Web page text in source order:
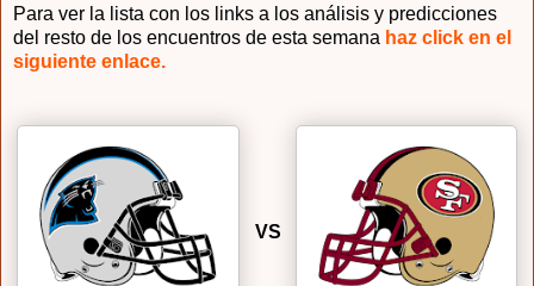
Para ver la lista con los links a los análisis y predicciones
del resto de los encuentros de esta semana haz click en el
siguiente enlace.
VS